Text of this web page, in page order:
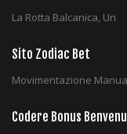
La Rotta Balcanica, Un
Sito Zodiac Bet
Movimentazione
Codere Bonus